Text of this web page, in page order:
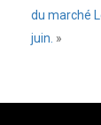
du marché
juin. »